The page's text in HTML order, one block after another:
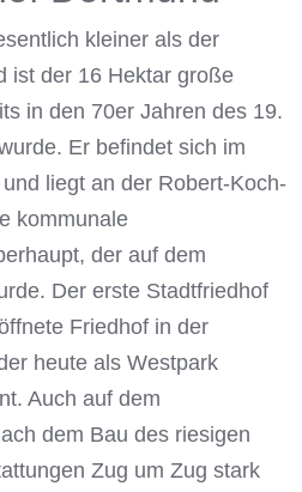
kleiner als der
ist der 16 Hektar große
in den 70er Jahren des 19.
Er befindet sich im
liegt an der Robert-Koch-
kommunale
der auf dem
Der erste Stadtfriedhof
Friedhof in der
heute als Westpark
Auch auf dem
dem Bau des riesigen
Zug um Zug stark